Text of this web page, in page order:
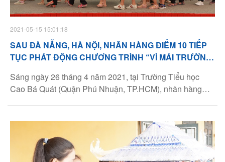
2021-05-15 15:01:18
SAU ĐÀ NẴNG, HÀ NỘI, NHÃN HÀNG ĐIỂM 10 TIẾP
TỤC PHÁT ĐỘNG CHƯƠNG TRÌNH “VÌ MÁI TRƯỜNG
Sáng ngày 26 tháng 4 năm 2021, tại Trường Tiểu học
Cao Bá Quát (Quận Phú Nhuận, TP.HCM), nhãn hàng
chương trình “Vì mái trường xanh” năm thứ hai (năm học
2020 – 2021).